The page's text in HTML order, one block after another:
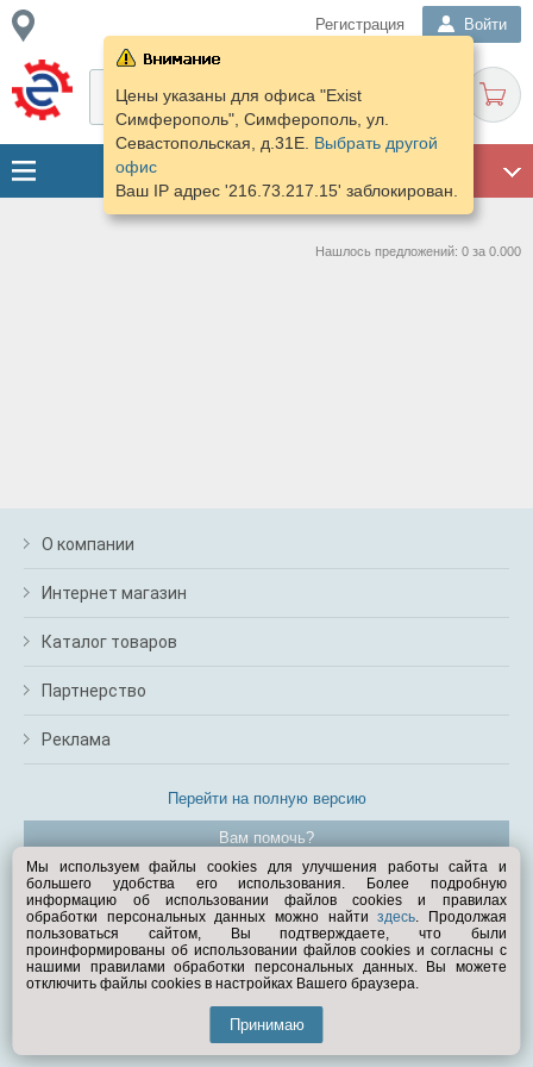
Регистрация Войти
Цены указаны для офиса "Exist
Симферополь", Симферополь, ул.
Севастопольская, д.31Е. Выбрать другой
офис
Ваш IP адрес '216.73.217.15' заблокирован.
Нашлось предложений: 0 за 0.000
О компании
Интернет магазин
Каталог товаров
Партнерство
Реклама
Перейти на полную версию
Вам помочь?
© Exist.ru 1998—2026
Мы используем файлы cookies для улучшения работы сайта и
большего удобства его использования. Более подробную
информацию об использовании файлов cookies и правилах
обработки персональных данных можно найтиздесь. Продолжая
пользоваться сайтом, Вы подтверждаете, что были
проинформированы об использовании файлов cookies и согласны с
нашими правилами обработки персональных данных. Вы можете
отключить файлы cookies в настройках Вашего браузера.
Принимаю